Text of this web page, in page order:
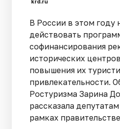
В России в этом году
действовать
софинансирования
исторических
повышения их
привлекательности.
Ростуризма Зарина
рассказала
рамках